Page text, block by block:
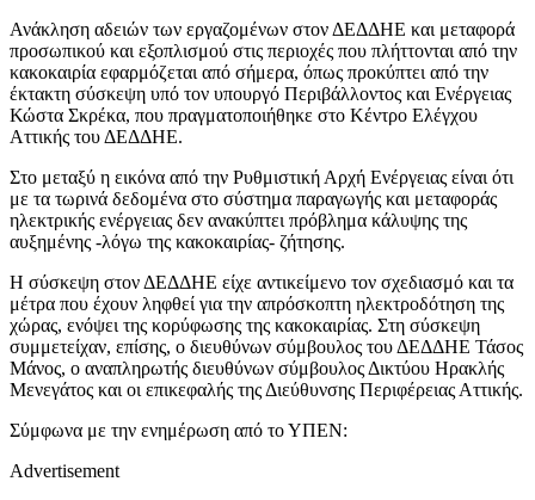
Ανάκληση αδειών των εργαζομένων στον ΔΕΔΔΗΕ και μεταφορά
προσωπικού και εξοπλισμού στις περιοχές που πλήττονται από την
κακοκαιρία εφαρμόζεται από σήμερα, όπως προκύπτει από την
έκτακτη σύσκεψη υπό τον υπουργό Περιβάλλοντος και Ενέργειας
Κώστα Σκρέκα, που πραγματοποιήθηκε στο Κέντρο Ελέγχου
Αττικής του ΔΕΔΔΗΕ.
Στο μεταξύ η εικόνα από την Ρυθμιστική Αρχή Ενέργειας είναι ότι
με τα τωρινά δεδομένα στο σύστημα παραγωγής και μεταφοράς
ηλεκτρικής ενέργειας δεν ανακύπτει πρόβλημα κάλυψης της
αυξημένης -λόγω της κακοκαιρίας- ζήτησης.
Η σύσκεψη στον ΔΕΔΔΗΕ είχε αντικείμενο τον σχεδιασμό και τα
μέτρα που έχουν ληφθεί για την απρόσκοπτη ηλεκτροδότηση της
χώρας, ενόψει της κορύφωσης της κακοκαιρίας. Στη σύσκεψη
συμμετείχαν, επίσης, ο διευθύνων σύμβουλος του ΔΕΔΔΗΕ Τάσος
Μάνος, ο αναπληρωτής διευθύνων σύμβουλος Δικτύου Ηρακλής
Μενεγάτος και οι επικεφαλής της Διεύθυνσης Περιφέρειας Αττικής.
Σύμφωνα με την ενημέρωση από το ΥΠΕΝ:
Advertisement